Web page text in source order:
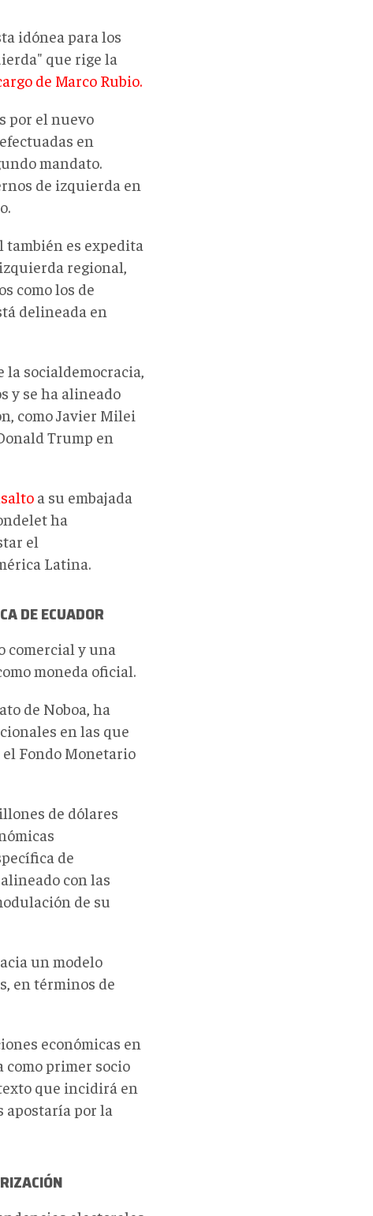
idónea para los
que rige la
de Marco Rubio.
por el nuevo
en
mandato.
de izquierda en
es expedita
regional,
como los de
delineada en
la socialdemocracia,
y se ha alineado
como Javier Milei
Trump en
a su embajada
ha
el
Latina.
DE ECUADOR
comercial y una
moneda oficial.
de Noboa, ha
en las que
Fondo Monetario
de dólares
de
con las
de su
un modelo
en términos de
económicas en
primer socio
que incidirá en
apostaría por la